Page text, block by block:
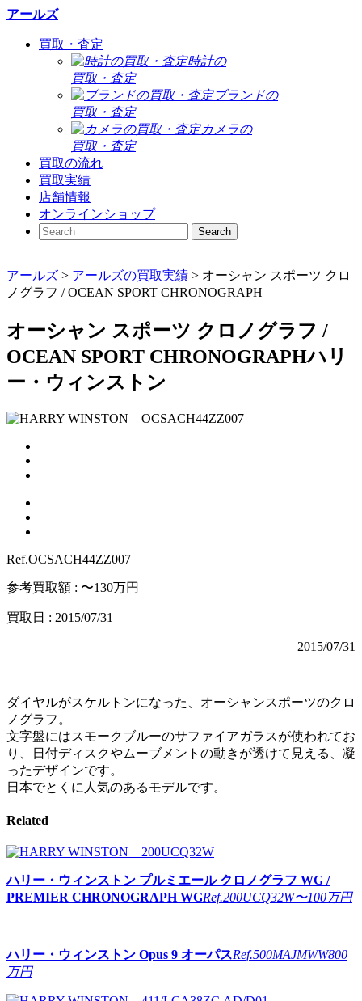
アールズ
買取・査定
時計の
買取・査定
ブランドの
買取・査定
カメラの
買取・査定
買取の流れ
買取実績
店舗情報
オンラインショップ
アールズ > アールズの買取実績 > オーシャン スポーツ クロ
ノグラフ / OCEAN SPORT CHRONOGRAPH
オーシャン スポーツ クロノグラフ /
OCEAN SPORT CHRONOGRAPHハリ
ー・ウィンストン
Ref.OCSACH44ZZ007
参考買取額 : 〜130万円
買取日 : 2015/07/31
2015/07/31
ダイヤルがスケルトンになった、オーシャンスポーツのクロ
ノグラフ。
文字盤にはスモークブルーのサファイアガラスが使われてお
り、日付ディスクやムーブメントの動きが透けて見える、凝
ったデザインです。
日本でとくに人気のあるモデルです。
Related
ハリー・ウィンストン プルミエール クロノグラフ WG /
PREMIER CHRONOGRAPH WGRef.200UCQ32W〜100万円
ハリー・ウィンストン Opus 9 オーパスRef.500MAJMWW800
万円